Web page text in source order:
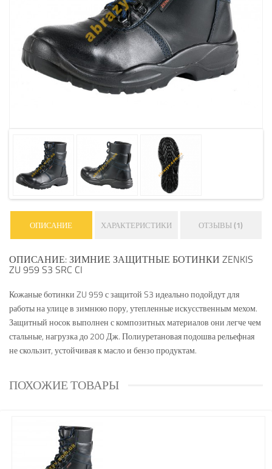
ОПИСАНИЕ ХАРАКТЕРИСТИКИ ОТЗЫВЫ (1)
ОПИСАНИЕ: ЗИМНИЕ ЗАЩИТНЫЕ БОТИНКИ ZENKIS
ZU 959 S3 SRC CI
Кожаные ботинки ZU 959 с защитой S3 идеально подойдут для
работы на улице в зимнюю пору, утепленные искусственным мехом.
Защитный носок выполнен с композитных материалов они легче чем
стальные, нагрузка до 200 Дж. Полиуретановая подошва рельефная
не скользит, устойчивая к масло и бензо продуктам.
ПОХОЖИЕ ТОВАРЫ